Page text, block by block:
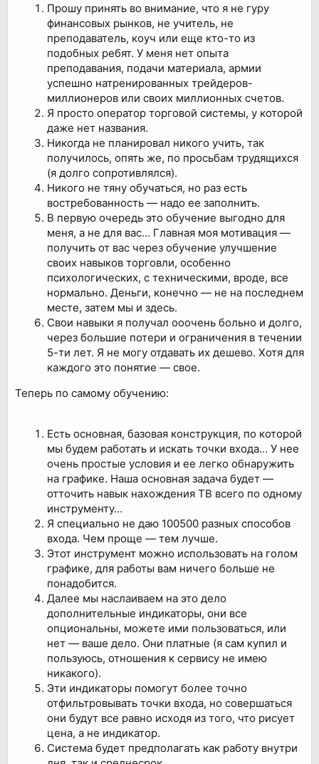
Прошу принять во внимание, что я не гуру
финансовых рынков, не учитель, не
преподаватель, коуч или еще кто-то из
подобных ребят. У меня нет опыта
преподавания, подачи материала, армии
успешно натренированных трейдеров-
миллионеров или своих миллионных счетов.
Я просто оператор торговой системы, у которой
даже нет названия.
Никогда не планировал никого учить, так
получилось, опять же, по просьбам трудящихся
(я долго сопротивлялся).
Никого не тяну обучаться, но раз есть
востребованность — надо ее заполнить.
В первую очередь это обучение выгодно для
меня, а не для вас… Главная моя мотивация —
получить от вас через обучение улучшение
своих навыков торговли, особенно
психологических, с техническими, вроде, все
нормально. Деньги, конечно — не на последнем
месте, затем мы и здесь.
Свои навыки я получал ооочень больно и долго,
через большие потери и ограничения в течении
5-ти лет. Я не могу отдавать их дешево. Хотя для
каждого это понятие — свое.
Теперь по самому обучению:
Есть основная, базовая конструкция, по которой
мы будем работать и искать точки входа… У нее
очень простые условия и ее легко обнаружить
на графике. Наша основная задача будет —
отточить навык нахождения ТВ всего по одному
инструменту…
Я специально не даю 100500 разных способов
входа. Чем проще — тем лучше.
Этот инструмент можно использовать на голом
графике, для работы вам ничего больше не
понадобится.
Далее мы наслаиваем на это дело
дополнительные индикаторы, они все
опциональны, можете ими пользоваться, или
нет — ваше дело. Они платные (я сам купил и
пользуюсь, отношения к сервису не имею
никакого).
Эти индикаторы помогут более точно
отфильтровывать точки входа, но совершаться
они будут все равно исходя из того, что рисует
цена, а не индикатор.
Система будет предполагать как работу внутри